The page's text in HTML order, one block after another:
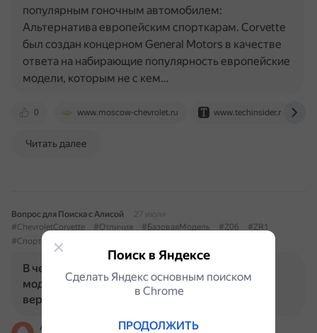
0 www.moscow-chevrolet.ru www.techinsider.ru
популярным гоночным автомобилем:
Альтернатива европейским спорткарам. Corvette
был создан концерном General Motors в качестве
ответа на набирающие популярность европейские
модели, которым не с кем…
Читать далее
Вопрос для Поиска с Алисой
27 июля
#ChevroletCorvette
#Отличия #БазоваяМодель #Z06
#ZR1
#СпортивныеВерсии
В чем заключаются отличия между базовой
моделью Chevrolet Corvette и спортивными
версиями Z06 и ZR1?
Алиса
Поиск в Яндексе
Сделать Яндекс основным поиском
в Сhrome
ПРОДОЛЖИТЬ